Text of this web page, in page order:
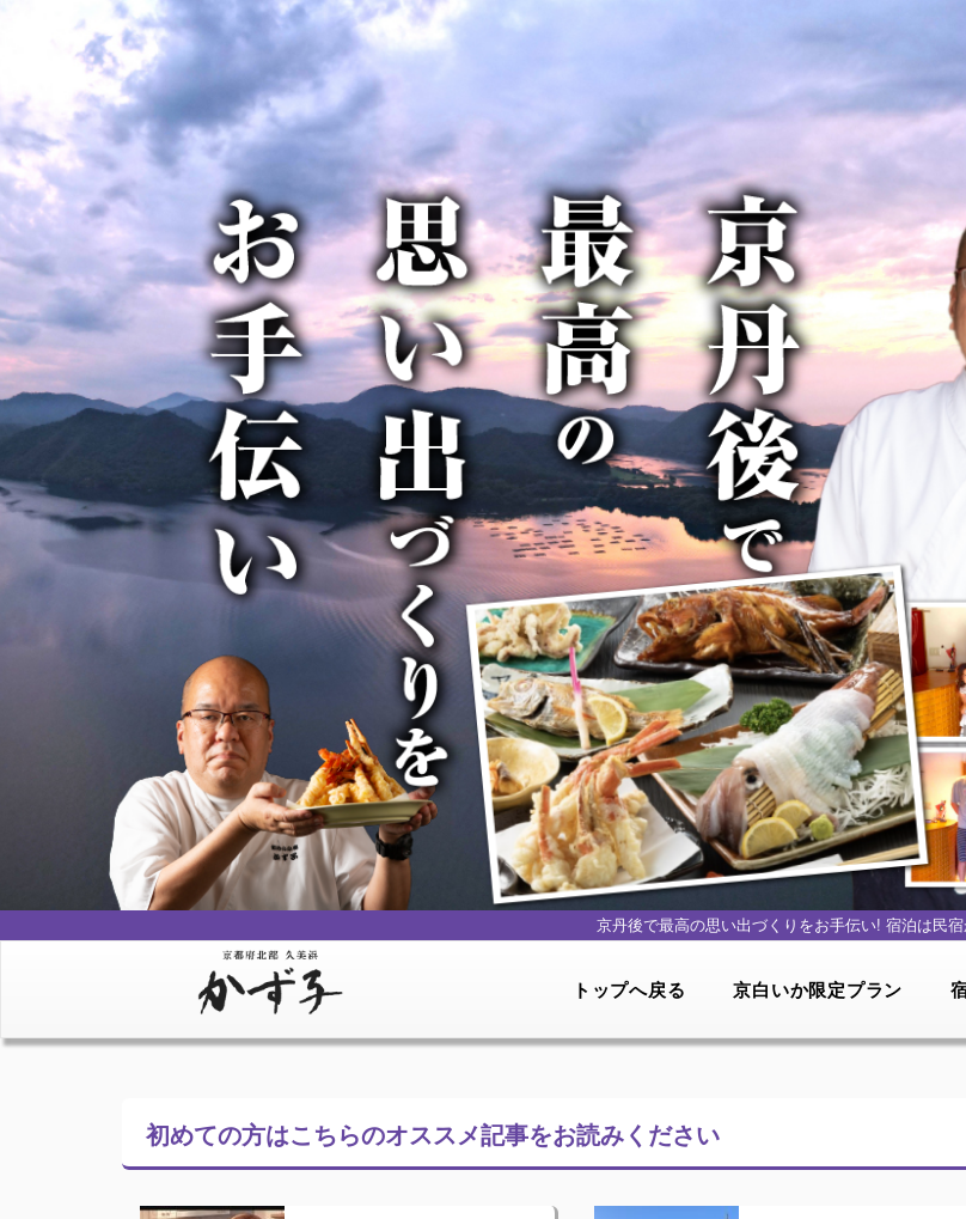
京丹後で最高の思い出づくりをお手伝い! 宿泊は民
トップへ戻る 京白いか限定プラン
初めての方はこちらのオススメ記事をお読みください